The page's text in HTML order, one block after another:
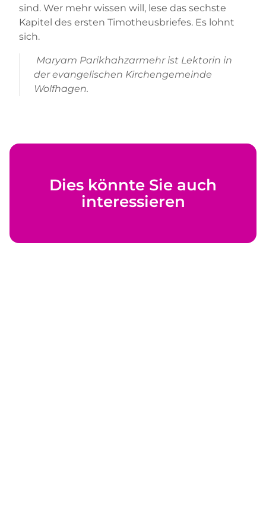
sind. Wer mehr wissen will, lese das sechste
Kapitel des ersten Timotheusbriefes. Es lohnt
sich.
Maryam Parikhahzarmehr ist Lektorin in
der evangelischen Kirchengemeinde
Wolfhagen.
Dies könnte Sie auch
interessieren